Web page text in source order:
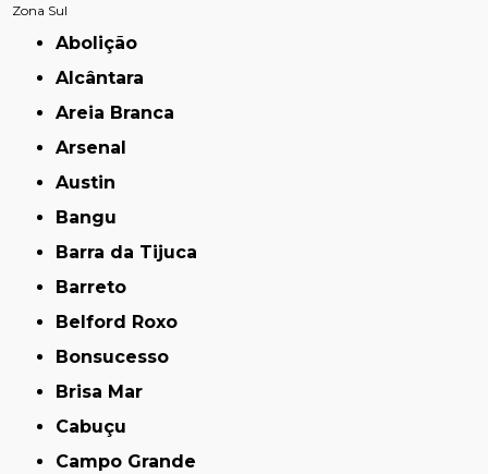
Zona Sul
Abolição
Alcântara
Areia Branca
Arsenal
Austin
Bangu
Barra da Tijuca
Barreto
Belford Roxo
Bonsucesso
Brisa Mar
Cabuçu
Campo Grande